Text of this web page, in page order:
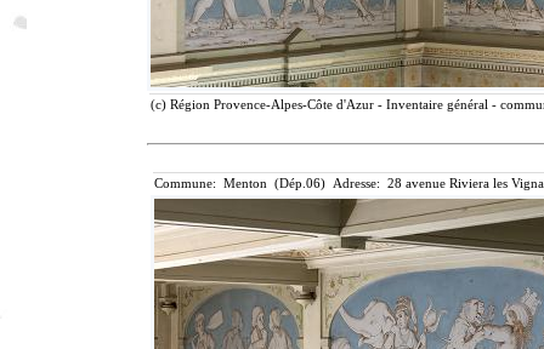
(c) Région Provence-Alpes-Côte d'Azur - Inventaire général -
Commune: Menton (Dép.06) Adresse: 28 avenue Riviera les